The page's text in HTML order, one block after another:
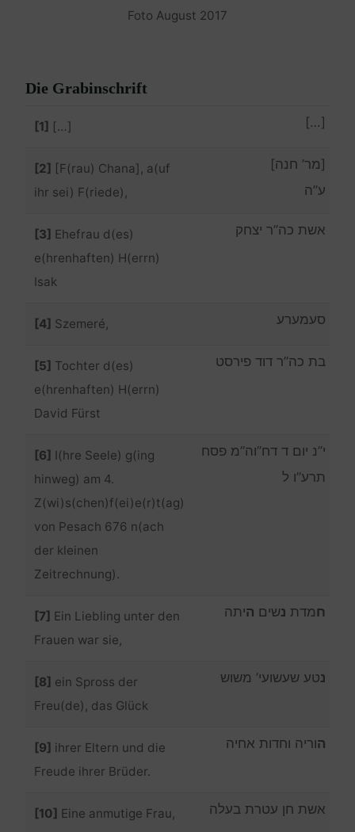
Foto August 2017
Die Grabinschrift
[1] […] […]
[2] [F(rau) Chana], a(uf
ihr sei) F(riede),
[מר’ חנה]
ע”ה
[3] Ehefrau d(es)
e(hrenhaften) H(errn)
Isak
אשת כה”ר יצחק
[4] Szemeré, סעמערע
[5] Tochter d(es)
e(hrenhaften) H(errn)
David Fürst
בת כה”ר דוד פירסט
[6] I(hre Seele) g(ing
hinweg) am 4.
Z(wi)s(chen)f(ei)e(r)t(ag)
von Pesach 676 n(ach
der kleinen
Zeitrechnung).
י”נ יום ד דח”וה”מ פסח
תרע”ו ל
[7] Ein Liebling unter den
Frauen war sie,
חמדת נשים היתה
[8] ein Spross der
Freu(de), das Glück
נטע שעשועי’ משוש
[9] ihrer Eltern und die
Freude ihrer Brüder.
הוריה וחדות אחיה
[10] Eine anmutige Frau,
אשת חן עטרת בעלה